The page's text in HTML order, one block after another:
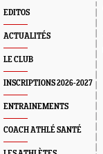
EDITOS
ACTUALITÉS
LE CLUB
INSCRIPTIONS 2026-2027
ENTRAINEMENTS
COACH ATHLÉ SANTÉ